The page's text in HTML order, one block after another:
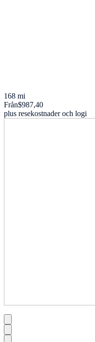
168 mi
Från$987,40
plus resekostnader och logi